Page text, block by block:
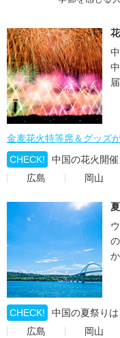
金麦花火特等席＆グッズ
CHECK!
中国の花火開
広島
岡山
CHECK!
中国の夏祭りは
広島
岡山